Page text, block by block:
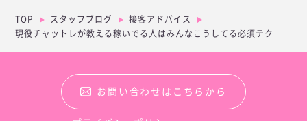
TOP スタッフブログ
接客アドバイス
現役チャットレが教える稼いでる人はみんなこうしてる必須テク
お問い合わせはこちらから